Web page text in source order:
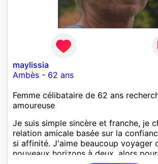
maylissia
Ambès - 62 ans
Femme célibataire de 62 ans
amoureuse
Je suis simple sincère et franche, je
relation amicale basée sur la
si affinité. J'aime beaucoup voyager
nouveaux horizons à deux, alors